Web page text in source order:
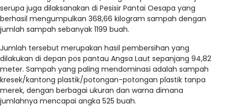
serupa juga dilaksanakan di Pesisir Pantai Oesapa yang
berhasil mengumpulkan 368,66 kilogram sampah dengan
jumlah sampah sebanyak 1199 buah.
Jumlah tersebut merupakan hasil pembersihan yang
dilakukan di depan pos pantau Angsa Laut sepanjang 94,82
meter. Sampah yang paling mendominasi adalah sampah
kresek/kantong plastik/potongan-potongan plastik tanpa
merek, dengan berbagai ukuran dan warna dimana
jumlahnya mencapai angka 525 buah.